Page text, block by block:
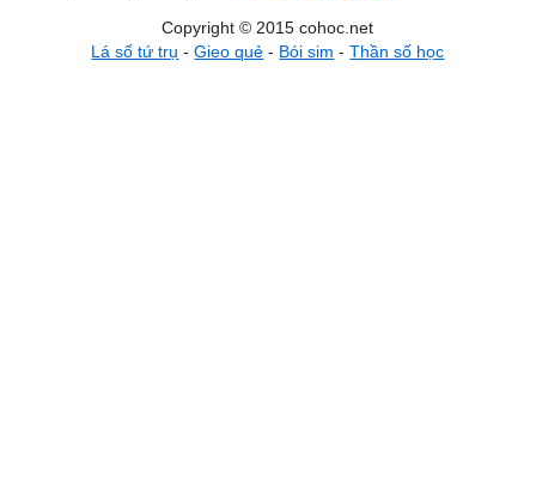
Copyright © 2015 cohoc.net
Lá số tứ trụ -Gieo quẻ - Bói sim -Thần số học